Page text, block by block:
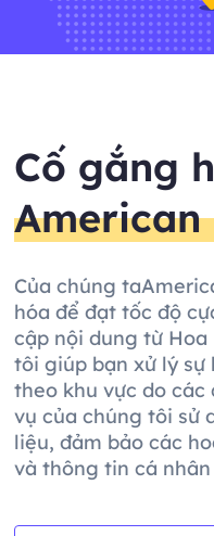
Cố gắng
American
Của chúng
hóa để đạt tốc độ
cập nội dung từ
tôi giúp bạn xử lý
theo khu vực do các
vụ của chúng tôi sử
liệu, đảm bảo các
và thông tin cá